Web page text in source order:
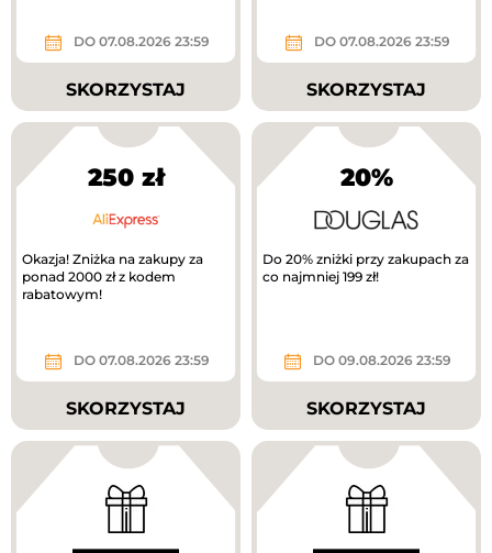
DO 07.08.2026 23:59
SKORZYSTAJ
DO 07.08.2026 23:59
SKORZYSTAJ
250 zł
Okazja! Zniżka na zakupy za
ponad 2000 zł z kodem
rabatowym!
DO 07.08.2026 23:59
SKORZYSTAJ
20%
Do 20% zniżki przy zakupach za
co najmniej 199 zł!
DO 09.08.2026 23:59
SKORZYSTAJ